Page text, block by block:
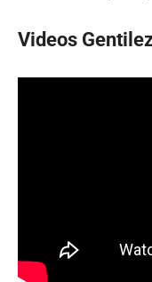
Videos